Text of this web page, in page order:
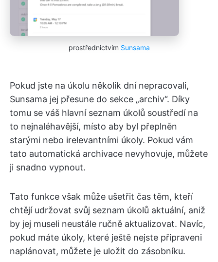
prostřednictvím Sunsama
Pokud jste na úkolu několik dní nepracovali,
Sunsama jej přesune do sekce „archiv“. Díky
tomu se váš hlavní seznam úkolů soustředí na
to nejnaléhavější, místo aby byl přeplněn
starými nebo irelevantními úkoly. Pokud vám
tato automatická archivace nevyhovuje, můžete
ji snadno vypnout.
Tato funkce však může ušetřit čas těm, kteří
chtějí udržovat svůj seznam úkolů aktuální, aniž
by jej museli neustále ručně aktualizovat. Navíc,
pokud máte úkoly, které ještě nejste připraveni
naplánovat, můžete je uložit do zásobníku.